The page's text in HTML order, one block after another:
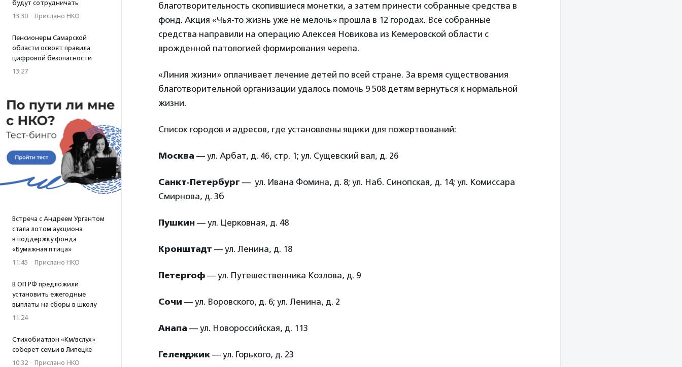
будут сотрудничать
13:30 · Прислано НКО
Пенсионеры Самарской
области освоят правила
цифровой безопасности
13:27
Встреча с Андреем Ургантом
стала лотом аукциона
в поддержку фонда
«Бумажная птица»
11:45 · Прислано НКО
В ОП РФ предложили
установить ежегодные
выплаты на сборы в школу
11:24
Стихобиатлон «Км/вслух»
соберет семьи в Липецке
10:32 · Прислано НКО
благотворительность скопившиеся монетки, а затем принести собранные средства в
фонд. Акция «Чья-то жизнь уже не мелочь» прошла в 12 городах. Все собранные
средства направили на операцию Алексея Новикова из Кемеровской области с
врожденной патологией формирования черепа.
«Линия жизни» оплачивает лечение детей по всей стране. За время существования
благотворительной организации удалось помочь 9 508 детям вернуться к нормальной
жизни.
Список городов и адресов, где установлены ящики для пожертвований:
Москва — ул. Арбат, д. 46, стр. 1; ул. Сущевский вал, д. 26
Санкт-Петербург — ул. Ивана Фомина, д. 8; ул. Наб. Синопская, д. 14; ул. Комиссара
Смирнова, д. 3б
Пушкин — ул. Церковная, д. 48
Кронштадт — ул. Ленина, д. 18
Петергоф — ул. Путешественника Козлова, д. 9
Сочи — ул. Воровского, д. 6; ул. Ленина, д. 2
Анапа — ул. Новороссийская, д. 113
Геленджик — ул. Горького, д. 23